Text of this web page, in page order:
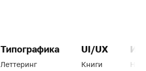
Типографика
Леттеринг
UI/UX
Книги